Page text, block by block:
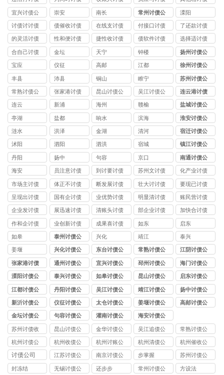
公司
公司
公司
公司
公司
宜兴讨债公
司
崇安 南长
常州讨债公
司
溧阳
讨债讨讨债
公司
债催收讨债
公司
在线支讨债
公司
付接口讨债
公司
了还款讨债
公司
的灵活讨债
公司
性和便讨债
公司
捷性收讨债
公司
债软件讨债
公司
选择适讨债
公司
合自己讨债
公司
金坛 天宁 钟楼
扬州讨债公
司
宝应 仪征 高邮 江都
徐州讨债公
司
丰县 沛县 铜山 睢宁
苏州讨债公
司
常熟讨债公
司
张家港讨债
公司
昆山讨债公
司
吴江讨债公
司
连云港讨债
公司
连云 新浦 海州 赣榆
盐城讨债公
司
亭湖 盐都 响水 滨海
淮安讨债公
司
涟水 洪泽 金湖 清河
宿迁讨债公
司
沭阳 泗阳 泗洪 宿城
镇江讨债公
司
丹阳 扬中 句容 京口
南通讨债公
司
海安
员注意讨债
公司
到讨要讨债
公司
苏州文讨债
公司
化产业讨债
公司
市场主讨债
公司
体正不讨债
公司
断发展讨债
公司
壮大讨讨债
公司
要现已讨债
公司
呈现出讨债
公司
国有企讨债
公司
业优势讨债
公司
明显清讨债
公司
账民营讨债
公司
企业发讨债
公司
展迅速讨债
公司
清账头讨债
公司
部企业讨债
公司
加快合讨债
公司
作和企讨债
公司
业创新讨债
公司
成果喜讨债
公司
如东 启东
如皋
泰州讨债公
司
兴化 靖江 泰兴
姜堰
兴化讨债公
司
东台讨债公
司
常熟讨债公
司
江阴讨债公
司
张家港讨债
公司
通州讨债公
司
宜兴讨债公
司
邳州讨债公
司
海门讨债公
司
溧阳讨债公
司
泰兴讨债公
司
如皋讨债公
司
昆山讨债公
司
启东讨债公
司
江都讨债公
司
丹阳讨债公
司
吴江讨债公
司
靖江讨债公
司
扬中讨债公
司
新沂讨债公
司
仪征讨债公
司
太仓讨债公
司
姜堰讨债公
司
高邮讨债公
金坛讨债公
司
句容讨债公
司
灌南讨债公
司
海安讨债公
司
苏州讨债收
费
昆山讨债公
司
金华讨债公
司
吴江追债公
司
常熟讨债公
司
杭州讨债公
司
杭州收债公
司
杭州讨账公
司
杭州清债公
司
杭州催收公
司
讨债公司
江苏讨债公
司
南京讨债公
司
步掌握
苏州讨债公
司
封冻结
无锡讨债公
还步步
常州讨债公
方设法